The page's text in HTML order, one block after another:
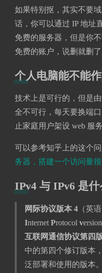
如果特别抠，其实不要
话，你可以通过 IP 地
免费的服务器，但是你
免费的账户，说删就删
个人电脑能不能
技术上是可行的，但是
全不可行，每天要换端
止家庭用户架设 web 服务
可以参考知乎上的这个问
务器，搭建一个访问量
IPv4 与 IPv6 是什
网际协议版本 4 （英语
InternetProtocol version
互联网通信协议第四
中的第四个修订版本
泛部署和使用的版本